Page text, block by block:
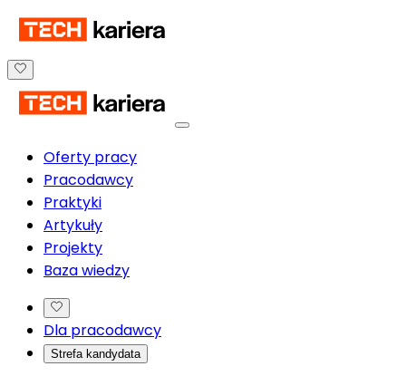
Oferty pracy
Pracodawcy
Praktyki
Artykuły
Projekty
Baza wiedzy
Dla pracodawcy
Strefa kandydata